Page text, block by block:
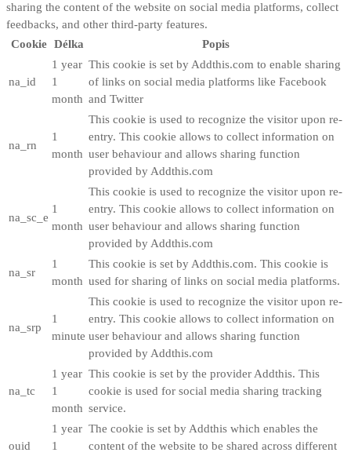
sharing the content of the website on social media platforms, collect
feedbacks, and other third-party features.
Cookie Délka Popis
na_id
1 year
1
month
This cookie is set by Addthis.com to enable sharing
of links on social media platforms like Facebook
and Twitter
na_rn
1
month
This cookie is used to recognize the visitor upon re-
entry. This cookie allows to collect information on
user behaviour and allows sharing function
provided by Addthis.com
na_sc_e
1
month
This cookie is used to recognize the visitor upon re-
entry. This cookie allows to collect information on
user behaviour and allows sharing function
provided by Addthis.com
na_sr
1
month
This cookie is set by Addthis.com. This cookie is
used for sharing of links on social media platforms.
na_srp
1
minute
This cookie is used to recognize the visitor upon re-
entry. This cookie allows to collect information on
user behaviour and allows sharing function
provided by Addthis.com
na_tc
1 year
1
month
This cookie is set by the provider Addthis. This
cookie is used for social media sharing tracking
service.
ouid
1 year
1
The cookie is set by Addthis which enables the
content of the website to be shared across different